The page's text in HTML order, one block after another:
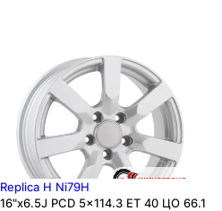
Replica H Ni79H
16"x6.5J PCD 5x114.3 ЕТ 40 ЦО 66.1